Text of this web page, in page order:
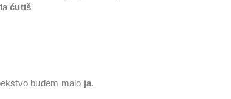
ćutiš
budem malo ja.